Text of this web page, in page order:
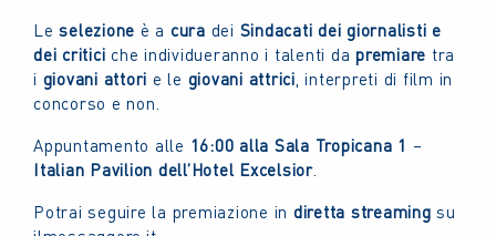
Leselezione è a cura dei Sindacati dei giornalisti e
dei critici che individueranno i talenti da premiare tra
i giovani attori e le giovani attrici , interpreti di film in
concorso e non.
Appuntamento alle 16:00 alla Sala Tropicana 1 –
Italian Pavilion dell’Hotel Excelsior.
Potrai seguire la premiazione in diretta streaming su